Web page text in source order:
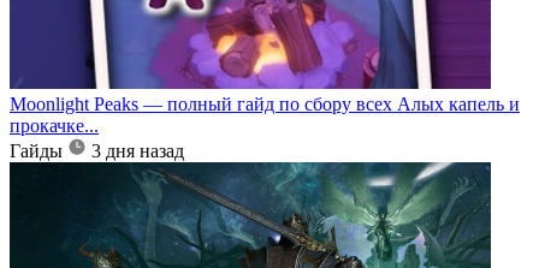
Moonlight Peaks — полный гайд по сбору всех Алых капель и
прокачке...
Гайды
3 дня назад